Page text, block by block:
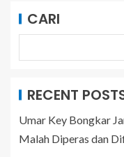
CARI
RECENT
Umar Key Bongkar
Malah Diperas dan